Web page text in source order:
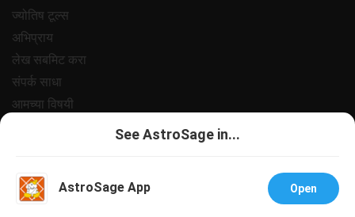
ज्योतिष टूल्स
अभिप्राय
लेख सबमिट करा
संपर्क साधा
आमच्या विषयी
सपोर्ट
See AstroSage in...
AstroSage App Open